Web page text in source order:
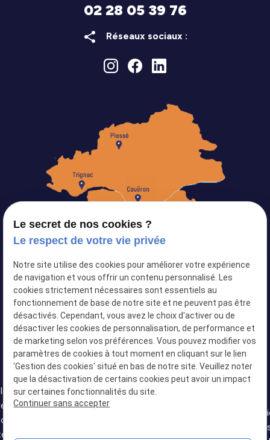
02 28 05 39 76
share Réseaux sociaux :
Siret : 82103434500024
Plan du site
Mentions légales
Politique de confidentialité
Gestion des cookies
à
à
Installation
Installation de
Installation
douche
Le secret de nos cookies ?
Le respect de votre vie privée
Notre site utilise des cookies pour améliorer votre expérience
de navigation et vous offrir un contenu personnalisé. Les
cookies strictement nécessaires sont essentiels au
fonctionnement de base de notre site et ne peuvent pas être
désactivés. Cependant, vous avez le choix d'activer ou de
désactiver les cookies de personnalisation, de performance et
de marketing selon vos préférences. Vous pouvez modifier vos
paramètres de cookies à tout moment en cliquant sur le lien
'Gestion des cookies' situé en bas de notre site. Veuillez noter
que la désactivation de certains cookies peut avoir un impact
sur certaines fonctionnalités du site.
Continuer sans accepter